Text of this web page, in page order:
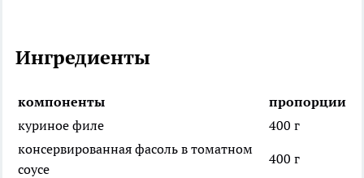
Ингредиенты
компоненты
пропорции
куриное филе
400 г
консервированная фасоль в томатном
соусе
400 г